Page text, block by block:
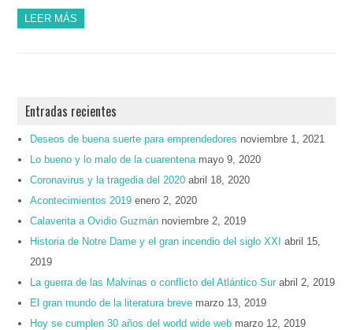
LEER MÁS
Entradas recientes
Deseos de buena suerte para emprendedores noviembre 1, 2021
Lo bueno y lo malo de la cuarentena mayo 9, 2020
Coronavirus y la tragedia del 2020 abril 18, 2020
Acontecimientos 2019 enero 2, 2020
Calaverita a Ovidio Guzmán noviembre 2, 2019
Historia de Notre Dame y el gran incendio del siglo XXI
abril 15,
2019
La guerra de las Malvinas o conflicto del Atlántico Sur abril 2, 2019
El gran mundo de la literatura breve marzo 13, 2019
Hoy se cumplen 30 años del world wide web marzo 12, 2019